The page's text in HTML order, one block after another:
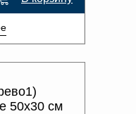
50х30 см